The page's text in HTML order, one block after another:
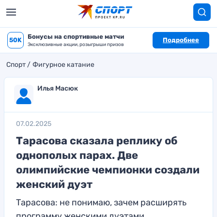
50K Бонусы на спортивные матчи
Эксклюзивные акции, розыгрыши призов
Подробнее
Спорт Фигурное катание
Илья Масюк
07.02.2025
Тарасова сказала реплику об
однополых парах. Две
олимпийские чемпионки создали
женский дуэт
Тарасова: не понимаю, зачем расширять